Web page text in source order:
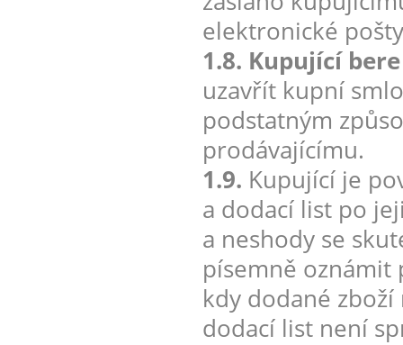
elektronické
1.8. Kupující
uzavřít kupní
podstatným
prodávajícímu.
1.9. Kupující je
a dodací list po
a neshody se
písemně oznámit
kdy dodané
dodací list není